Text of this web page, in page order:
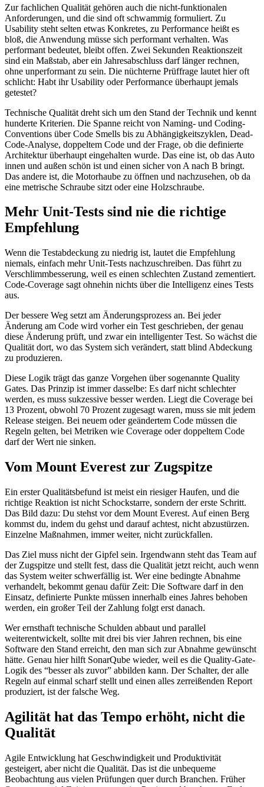
Zur fachlichen Qualität gehören auch die nicht-funktionalen
Anforderungen, und die sind oft schwammig formuliert. Zu
Usability steht selten etwas Konkretes, zu Performance heißt es
bloß, die Anwendung müsse sich performant verhalten. Was
performant bedeutet, bleibt offen. Zwei Sekunden Reaktionszeit
sind ein Maßstab, aber ein Jahresabschluss darf länger rechnen,
ohne unperformant zu sein. Die nüchterne Prüffrage lautet hier oft
schlicht: Habt ihr Usability oder Performance überhaupt jemals
getestet?
Technische Qualität dreht sich um den Stand der Technik und kennt
hunderte Kriterien. Die Spanne reicht von Naming- und Coding-
Conventions über Code Smells bis zu Abhängigkeitszyklen, Dead-
Code-Analyse, doppeltem Code und der Frage, ob die definierte
Architektur überhaupt eingehalten wurde. Das eine ist, ob das Auto
innen und außen schön ist und einen sicher von A nach B bringt.
Das andere ist, die Motorhaube zu öffnen und nachzusehen, ob da
eine metrische Schraube sitzt oder eine Holzschraube.
Mehr Unit-Tests sind nie die richtige
Empfehlung
Wenn die Testabdeckung zu niedrig ist, lautet die Empfehlung
niemals, einfach mehr Unit-Tests nachzuschreiben. Das führt zu
Verschlimmbesserung, weil es einen schlechten Zustand zementiert.
Code-Coverage sagt ohnehin nichts über die Intelligenz eines Tests
aus.
Der bessere Weg setzt am Änderungsprozess an. Bei jeder
Änderung am Code wird vorher ein Test geschrieben, der genau
diese Änderung prüft, und zwar ein intelligenter Test. So wächst die
Qualität dort, wo das System sich verändert, statt blind Abdeckung
zu produzieren.
Diese Logik trägt das ganze Vorgehen über sogenannte Quality
Gates. Das Prinzip ist immer dasselbe: Es darf nicht schlechter
werden, es muss sukzessive besser werden. Liegt die Coverage bei
13 Prozent, obwohl 70 Prozent zugesagt waren, muss sie mit jedem
Release steigen. Bei neuem oder geändertem Code müssen die
Regeln gelten, bei Metriken wie Coverage oder doppeltem Code
darf der Wert nie sinken.
Vom Mount Everest zur Zugspitze
Ein erster Qualitätsbefund ist meist ein riesiger Haufen, und die
richtige Reaktion ist nicht Schockstarre, sondern der erste Schritt.
Das Bild dazu: Du stehst vor dem Mount Everest. Auf einen Berg
kommst du, indem du gehst und darauf achtest, nicht abzustürzen.
Einzelne Maßnahmen, immer weiter, nicht zurückfallen.
Das Ziel muss nicht der Gipfel sein. Irgendwann steht das Team auf
der Zugspitze und stellt fest, dass die Qualität jetzt reicht, auch wenn
das System weiter schwerfällig ist. Wer eine bedingte Abnahme
verhandelt, bekommt genau dafür Zeit: Die Software darf in den
Einsatz, definierte Punkte müssen innerhalb eines Jahres behoben
werden, ein großer Teil der Zahlung folgt erst danach.
Wer ernsthaft technische Schulden abbaut und parallel
weiterentwickelt, sollte mit drei bis vier Jahren rechnen, bis eine
Software den Stand erreicht, den man sich zur Abnahme gewünscht
hätte. Genau hier hilft SonarQube wieder, weil es die Quality-Gate-
Logik des “besser als zuvor” abbilden kann. Der Schalter, der alle
Regeln auf einmal scharf stellt und einen alles zerreißenden Report
produziert, ist der falsche Weg.
Agilität hat das Tempo erhöht, nicht die
Qualität
Agile Entwicklung hat Geschwindigkeit und Produktivität
gesteigert, aber nicht die Qualität. Das ist die unbequeme
Beobachtung aus vielen Prüfungen quer durch Branchen. Früher